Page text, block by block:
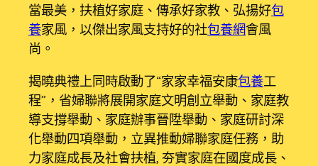
當最美，扶植好家庭、傳承好家教、弘揚好包
養家風，以傑出家風支持好的社包養網會風
尚。
揭曉典禮上同時啟動了“家家幸福安康包養工
程”，省婦聯將展開家庭文明創立舉動、家庭教
導支撐舉動、家庭辦事晉陞舉動、家庭研討深
化舉動四項舉動，立異推動婦聯家庭任務，助
力家庭成長及社會扶植, 夯實家庭在國度成長、